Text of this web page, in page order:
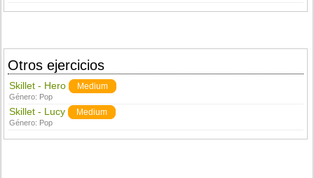
Otros ejercicios
Skillet - Hero Medium
Género: Pop
Skillet - Lucy Medium
Género: Pop